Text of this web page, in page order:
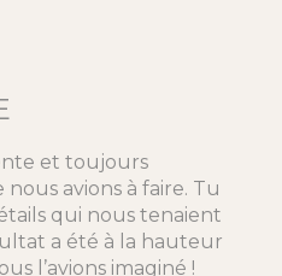
et toujours
avions à faire. Tu
qui nous tenaient
a été à la hauteur
l’avions imaginé !